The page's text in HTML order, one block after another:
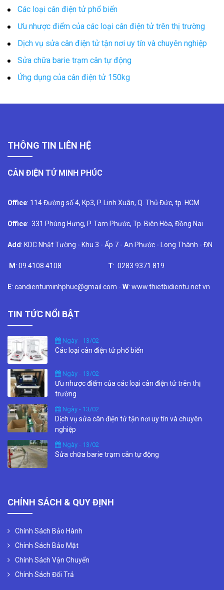
Các loại cân điện tử phổ biến
Ưu nhược điểm của các loại cân điện tử trên thị trường
Dịch vụ sửa cân điện tử tận nơi uy tín và chuyên nghiệp
Sửa chữa barie trạm cân tự động
Ứng dụng của cân điện tử 150kg
THÔNG TIN LIÊN HỆ
CÂN ĐIỆN TỬ MINH PHÚC
Office: 114 Đường số 4, Kp3, P. Linh Xuân, Q. Thủ Đức, tp. HCM
Office: 331 Phùng Hưng, P. Tam Phước, Tp. Biên Hòa, Đồng Nai
Add : KDC Nhật Tường - Khu 3 - Ấp 7 - An Phước - Long Thành - ĐN
M : 09.4108.4108 T: 0283 9371 819
E: candientuminhphuc@gmail.com - W: www.thietbidientu.net.vn
TIN TỨC NỔI BẬT
Ngày - 13/02
Các loại cân điện tử phổ biến
Ngày - 13/02
Ưu nhược điểm của các loại cân điện tử trên thị
trường
Ngày - 13/02
Dịch vụ sửa cân điện tử tận nơi uy tín và chuyên
nghiệp
Ngày - 13/02
Sửa chữa barie trạm cân tự động
CHÍNH SÁCH & QUY ĐỊNH
Chính Sách Bảo Hành
Chính Sách Bảo Mật
Chính Sách Vận Chuyển
Chính Sách Đổi Trả